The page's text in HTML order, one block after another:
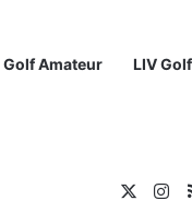
Golf Amateur LIV Golf